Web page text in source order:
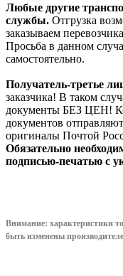
Любые другие
службы. Отгрузка
заказываем
Просьба в данном
самостоятельно.
Получатель-третье
заказчика! В таком
документы БЕЗ ЦЕН!
документов
оригиналы Почтой
Обязательно
подписью-печатью с
Внимание: характеристики
быть изменены